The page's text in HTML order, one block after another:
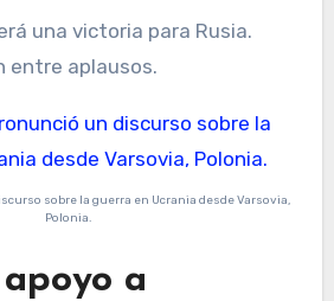
una victoria para Rusia.
entre aplausos.
sobre la guerra en Ucrania desde Varsovia,
Polonia.
a